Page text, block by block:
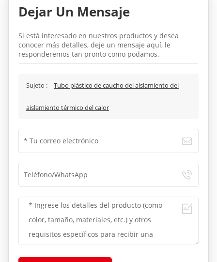
Dejar Un Mensaje
Si está interesado en nuestros productos y desea
conocer más detalles, deje un mensaje aquí, le
responderemos tan pronto como podamos.
Sujeto : Tubo plástico de caucho del aislamiento del
aislamiento térmico del calor